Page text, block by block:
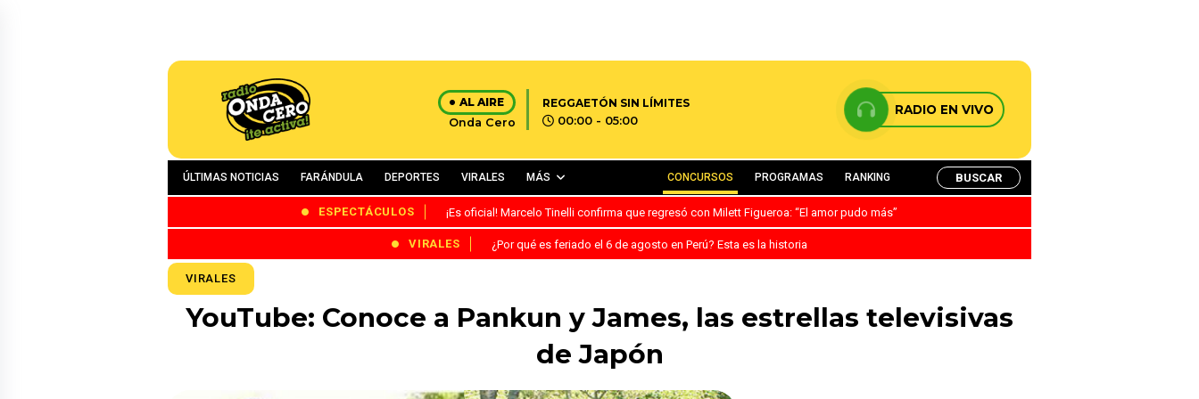
AL AIRE
Onda Cero
REGGAETÓN SIN LÍMITES
00:00 - 05:00
RADIO EN VIVO
ÚLTIMAS NOTICIAS FARÁNDULA DEPORTES VIRALES MÁS CONCURSOS PROGRAMAS RANKING BUSCAR
ESPECTÁCULOS ¡Es oficial! Marcelo Tinelli confirma que regresó con Milett Figueroa: “El amor pudo más”
VIRALES ¿Por qué es feriado el 6 de agosto en Perú? Esta es la historia
VIRALES
YouTube: Conoce a Pankun y James, las estrellas televisivas
de Japón